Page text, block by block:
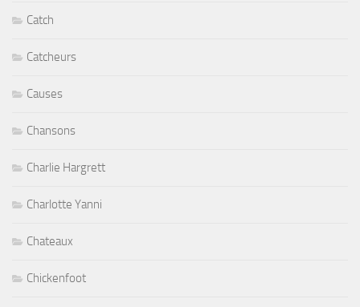
Catch
Catcheurs
Causes
Chansons
Charlie Hargrett
Charlotte Yanni
Chateaux
Chickenfoot